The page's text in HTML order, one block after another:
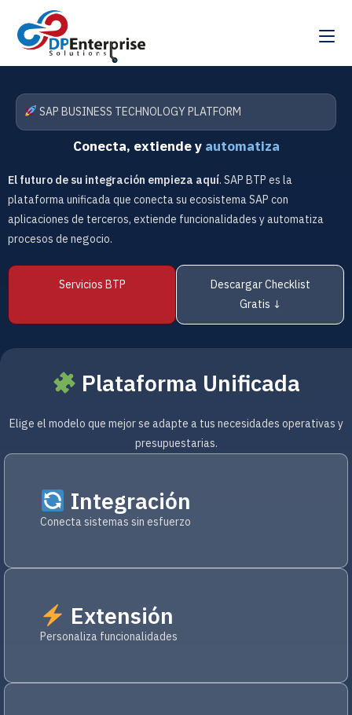
SAP BUSINESS TECHNOLOGY PLATFORM
Conecta, extiende y automatiza
El futuro de su integración empieza aquí. SAP BTP es la
plataforma unificada que conecta su ecosistema SAP con
aplicaciones de terceros, extiende funcionalidades y automatiza
procesos de negocio.
Servicios BTP
Descargar Checklist
Gratis ↓
Plataforma Unificada
Elige el modelo que mejor se adapte a tus necesidades operativas y
presupuestarias.
Integración
Conecta sistemas sin esfuerzo
Extensión
Personaliza funcionalidades